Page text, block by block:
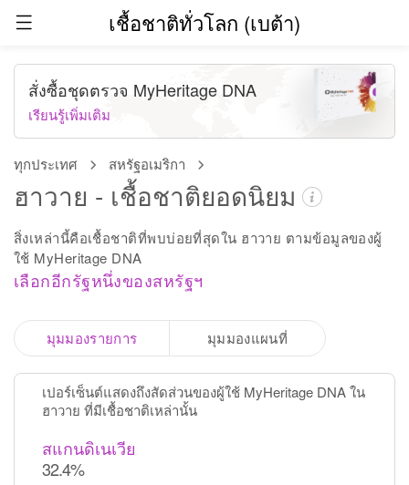
เชื้อชาติทั่วโลก (เบต้า)
ทุกประเทศ สหรัฐอเมริกา
ฮาวาย - เชื้อชาติยอดนิยม
สิ่งเหล่านี้คือเชื้อชาติที่พบบ่อยที่สุดใน ฮาวาย ตามข้อมูลของผู้
ใช้ MyHeritage DNA
เลือกอีกรัฐหนึ่งของสหรัฐฯ
สั่งซื้อชุดตรวจ MyHeritage DNA
เรียนรู้เพิ่มเติม
มุมมองรายการ มุมมองแผนที่
เปอร์เซ็นต์แสดงถึงสัดส่วนของผู้ใช้ MyHeritage DNA ใน
ฮาวาย ที่มีเชื้อชาติเหล่านั้น
สแกนดิเนเวีย
32.4%